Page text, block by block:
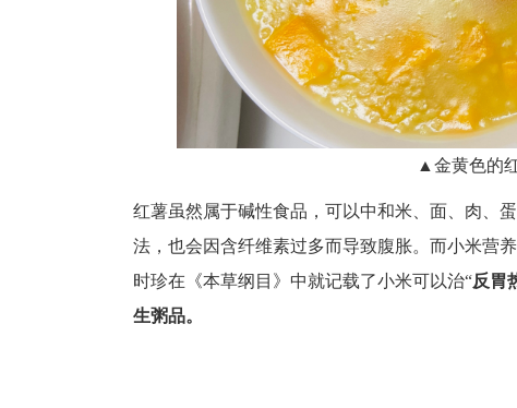
▲金黄色的
红薯虽然属于碱性食品，可以中和米、面、肉、
法，也会因含纤维素过多而导致腹胀。而小米营
时珍在《本草纲目》中就记载了小米可以治“反胃
生粥品。